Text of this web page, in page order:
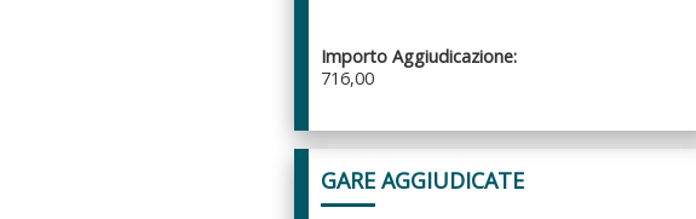
Importo Aggiudicazione:
716,00
GARE AGGIUDICATE